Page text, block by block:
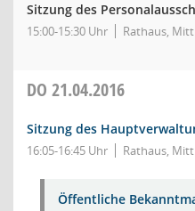
Sitzung des
15:00-15:30 Uhr Rathaus,
DO 21.04.2016
Sitzung des
16:05-16:45 Uhr Rathaus,
Öffentliche